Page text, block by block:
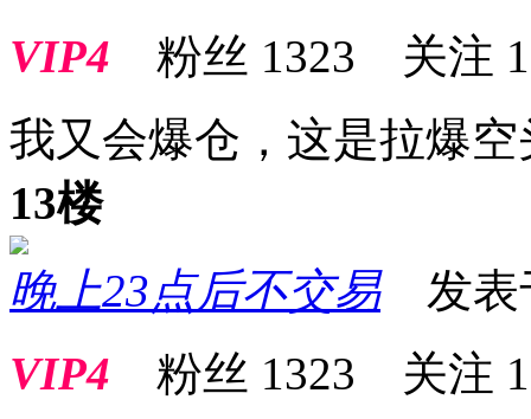
VIP4 粉丝 1323 关注
我又会爆仓，这是拉爆空
13楼
晚上23点后不交易发表
VIP4 粉丝 1323 关注